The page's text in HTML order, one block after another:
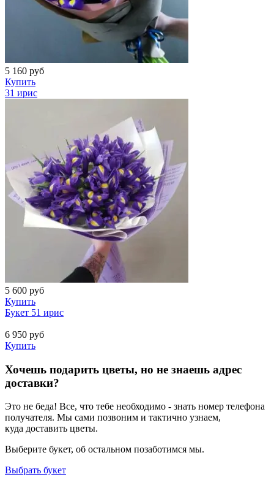
5 160 руб
Купить
31 ирис
5 600 руб
Купить
Букет 51 ирис
6 950 руб
Купить
Хочешь подарить цветы, но не знаешь адрес
доставки?
Это не беда! Все, что тебе необходимо - знать номер телефона
получателя. Мы сами позвоним и тактично узнаем,
куда доставить цветы.
Выберите букет, об остальном позаботимся мы.
Выбрать букет